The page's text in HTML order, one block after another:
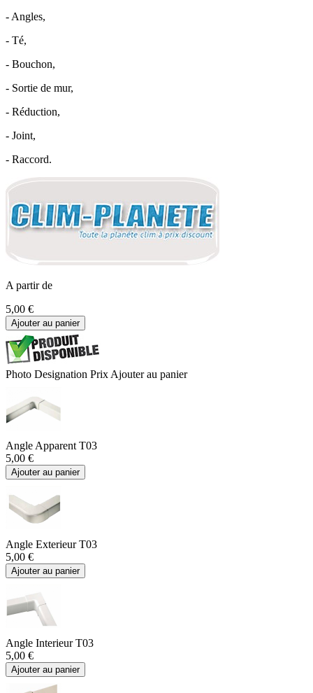
- Angles,
- Té,
- Bouchon,
- Sortie de mur,
- Réduction,
- Joint,
- Raccord.
A partir de
5,00 €
Ajouter au panier
Photo Designation PrixAjouter au panier
Angle Apparent T03
5,00 €
Ajouter au panier
Angle Exterieur T03
5,00 €
Ajouter au panier
Angle Interieur T03
5,00 €
Ajouter au panier